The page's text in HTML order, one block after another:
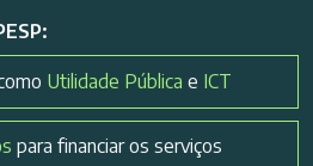
Utilidade Pública e ICT
para financiar os serviços